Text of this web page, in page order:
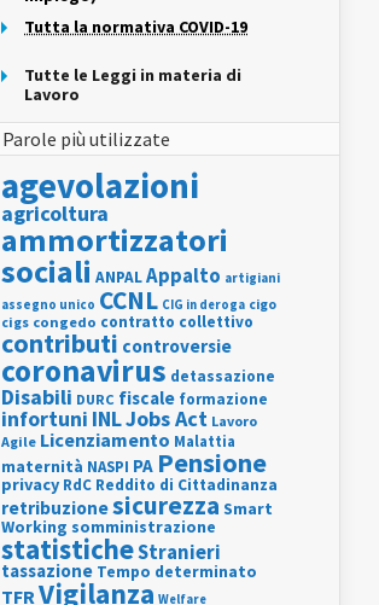
Tutta la normativa COVID-19
Tutte le Leggi in materia di
Lavoro
Parole più utilizzate
agevolazioni
agricoltura
ammortizzatori
sociali ANPALAppalto artigiani
assegno unico CCNL CIG in deroga cigo
cigs congedo contratto collettivo
contributi controversie
coronavirus detassazione
Disabili DURC fiscale formazione
infortuni INLJobs Act Lavoro
Agile Licenziamento Malattia
maternità NASPI PA Pensione
privacy RdC Reddito di Cittadinanza
retribuzionesicurezza Smart
Working somministrazione
statisticheStranieri
tassazione Tempo determinato
TFRVigilanza Welfare